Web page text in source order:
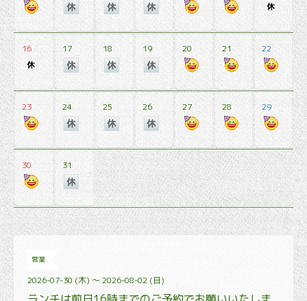
16 17 18 19 20 21 22
23 24 25 26 27 28 29
30 31
営業
2026-07-30 (木) ～ 2026-08-02 (日)